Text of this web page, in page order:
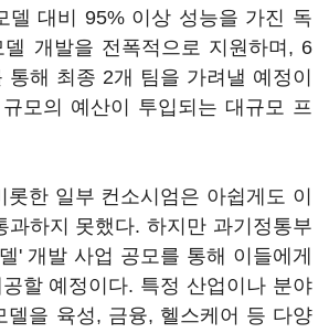
델 대비 95% 이상 성능을 가진 독
개발을 전폭적으로 지원하며, 6
통해 최종 2개 팀을 가려낼 예정이
모의 예산이 투입되는 대규모 프
한 일부 컨소시엄은 아쉽게도 이
과하지 못했다. 하지만 과기정통부
' 개발 사업 공모를 통해 이들에게
할 예정이다. 특정 산업이나 분야
델을 육성, 금융, 헬스케어 등 다양